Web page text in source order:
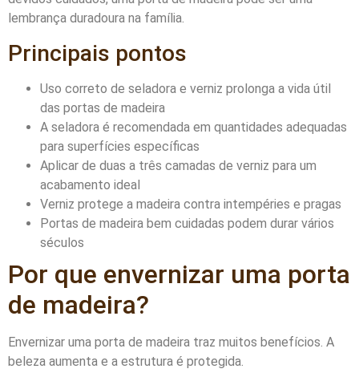
lembrança duradoura na família.
Principais pontos
Uso correto de seladora e verniz prolonga a vida útil
das portas de madeira
A seladora é recomendada em quantidades adequadas
para superfícies específicas
Aplicar de duas a três camadas de verniz para um
acabamento ideal
Verniz protege a madeira contra intempéries e pragas
Portas de madeira bem cuidadas podem durar vários
séculos
Por que envernizar uma porta
de madeira?
Envernizar uma porta de madeira traz muitos benefícios. A
beleza aumenta e a estrutura é protegida.